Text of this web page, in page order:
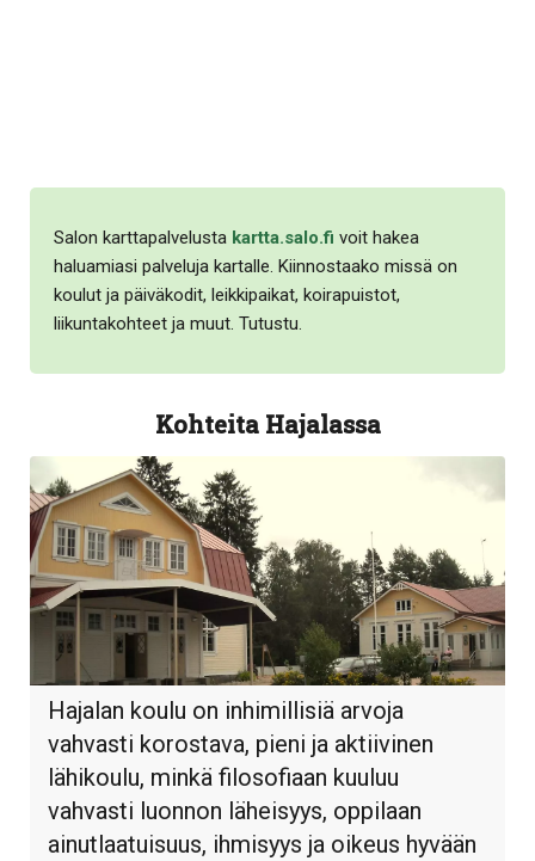
Salon karttapalvelusta kartta.salo.fi voit hakea
haluamiasi palveluja kartalle. Kiinnostaako missä on
koulut ja päiväkodit, leikkipaikat, koirapuistot,
liikuntakohteet ja muut. Tutustu.
Kohteita Hajalassa
Hajalan koulu on inhimillisiä arvoja
vahvasti korostava, pieni ja aktiivinen
lähikoulu, minkä filosofiaan kuuluu
vahvasti luonnon läheisyys, oppilaan
ainutlaatuisuus, ihmisyys ja oikeus hyvään